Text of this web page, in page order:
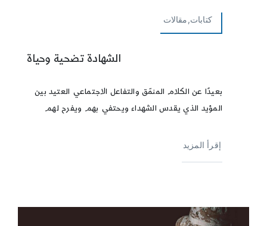
كتابات,مقالات
الشهادة تضحية وحياة
بعيدًا عن الكلام المنمّق والتفاعل الاجتماعي العتيد بين
المؤيد الذي يقدس الشهداء ويحتفي بهم ويفرح لهم
إقرأ المزيد